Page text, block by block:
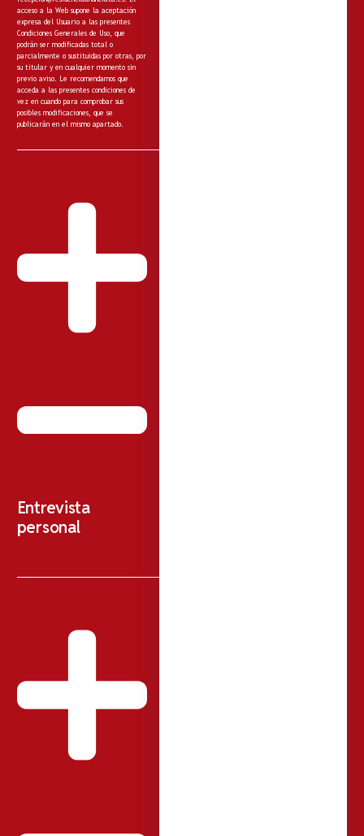
acceso a la Web supone la aceptación
expresa del Usuario a las presentes
Condiciones Generales de Uso, que
podrán ser modificadas total o
parcialmente o sustituidas por otras, por
su titular y en cualquier momento sin
previo aviso. Le recomendamos que
acceda a las presentes condiciones de
vez en cuando para comprobar sus
posibles modificaciones, que se
publicarán en el mismo apartado.
Entrevista
personal